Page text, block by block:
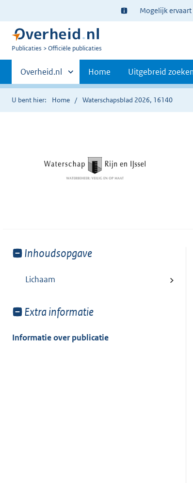
Ter
informatie:
Mogelijk
U
Publicaties Officiële publicaties
Primaire
navigatie
Andere
sites
binnen
Overheid.nl Home Uitgebreid
U bent hier: Home Waterschapsblad 2026, 16140
Toon
van:
Inhoudsopgave
Lichaam
Toon
van:
Extra informatie
Informatie over publicatie